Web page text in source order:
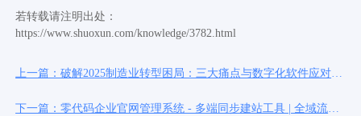
若转载请注明出处：
https://www.shuoxun.com/knowledge/3782.html
上一篇：破解2025制造业转型困局：三大痛点与数字化软件应对之
下一篇：零代码企业官网管理系统 - 多端同步建站工具 | 全域流量